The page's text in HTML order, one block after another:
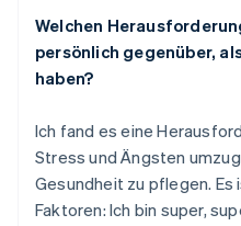
Welchen
persönlich gegenüber,
haben?
Ich fand es eine
Stress und Ängsten
Gesundheit zu pflegen.
Faktoren: Ich bin super,